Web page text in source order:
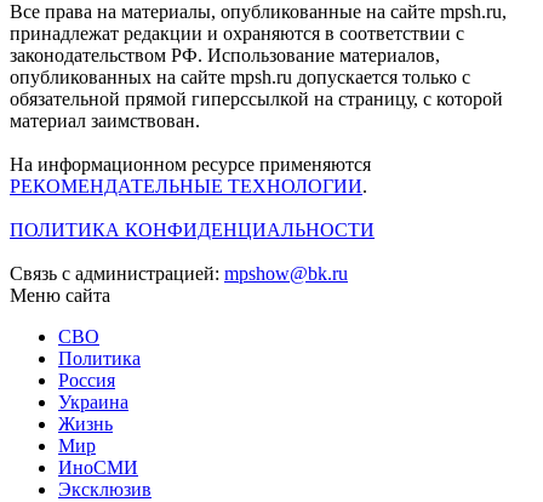
Все права на материалы, опубликованные на сайте mpsh.ru,
принадлежат редакции и охраняются в соответствии с
законодательством РФ. Использование материалов,
опубликованных на сайте mpsh.ru допускается только с
обязательной прямой гиперссылкой на страницу, с которой
материал заимствован.
На информационном ресурсе применяются
РЕКОМЕНДАТЕЛЬНЫЕ ТЕХНОЛОГИИ.
ПОЛИТИКА КОНФИДЕНЦИАЛЬНОСТИ
Связь с администрацией: mpshow@bk.ru
Меню сайта
СВО
Политика
Россия
Украина
Жизнь
Мир
ИноСМИ
Эксклюзив